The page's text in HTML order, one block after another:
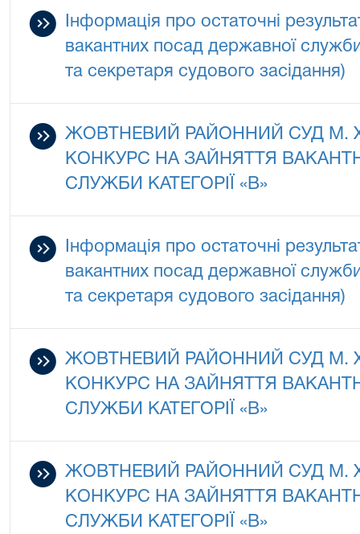
Інформація про остаточні
вакантних посад державної
та секретаря судового засідання)
ЖОВТНЕВИЙ РАЙОННИЙ СУД М.
КОНКУРС НА ЗАЙНЯТТЯ
СЛУЖБИ КАТЕГОРІЇ «В»
Інформація про остаточні
вакантних посад державної
та секретаря судового засідання)
ЖОВТНЕВИЙ РАЙОННИЙ СУД М.
КОНКУРС НА ЗАЙНЯТТЯ
СЛУЖБИ КАТЕГОРІЇ «В»
ЖОВТНЕВИЙ РАЙОННИЙ СУД М.
КОНКУРС НА ЗАЙНЯТТЯ
СЛУЖБИ КАТЕГОРІЇ «В»